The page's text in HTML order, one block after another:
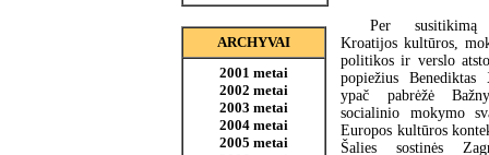
ARCHYVAI
2001 metai
2002 metai
2003 metai
2004 metai
2005 metai
Per
Kroatijos kultūros,
politikos ir verslo
popiežius Benediktas
ypač pabrėžė
socialinio mokymo
Europos kultūros
Šalies sostinės